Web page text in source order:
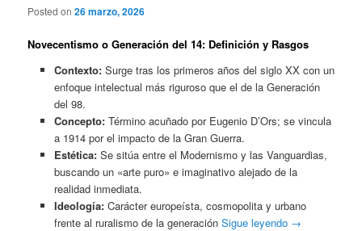
Posted on26 marzo, 2026
Novecentismo o Generación del 14: Definición y Rasgos
Contexto:Surge tras los primeros años del siglo XX con un
enfoque intelectual más riguroso que el de la Generación
del 98.
Concepto:Término acuñado por Eugenio D’Ors; se vincula
a 1914 por el impacto de la Gran Guerra.
Estética:Se sitúa entre el Modernismo y las Vanguardias,
buscando un «arte puro» e imaginativo alejado de la
realidad inmediata.
Ideología:Carácter europeísta, cosmopolita y urbano
frente al ruralismo de la generación Sigue leyendo →